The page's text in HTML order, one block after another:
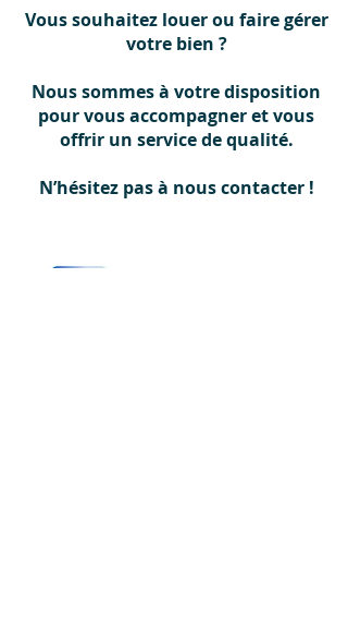
Vous souhaitez louer ou faire gérer
votre bien ?
Nous sommes à votre disposition
pour vous accompagner et vous
offrir un service de qualité.
N’hésitez pas à nous contacter !